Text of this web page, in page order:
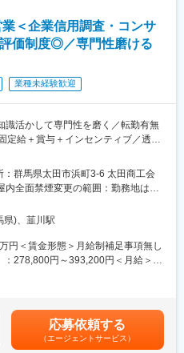
、研修などを提案
一貫して担当。論理的思考力と課
を支援します。
金融機関の融資可否判断や企業間の
れます。
題、悩みを直接相談され、解決を
度を整備し、異業界出身者も安心
力システム改善など、働きやすさ向
リーディングカンパニー。金融機関
調査データを提供し、経済活動を
業＜企業信用調査・コンサ
価制度◎／専門性磨ける
業種未経験歓迎
識活かして専門性を磨く／転勤有無
定給＋賞与＋インセンティブ／透明
質に迫る「信用調査＋コンサルテ
、希少性の高いスキルを獲得し、市
。
容や会社の特色、今後の展望、財務
企業が抱えている課題を見つけ出
企業には信用調査報告書や倒産予測
県太田市浜町3-6 太田商工会
内全面禁煙変更の範囲：勤務地は業
があります
県)、韮川駅
円＜賃金形態＞月給制補足事項無し
：278,800円～393,200円＜月給＞
＋賞与 90 万円＋営業給 100 万円）
合を記載賃金はあくまでも目安の金
る可能性があります。月給(月額)は
応募依頼する
（エージェントサービス）